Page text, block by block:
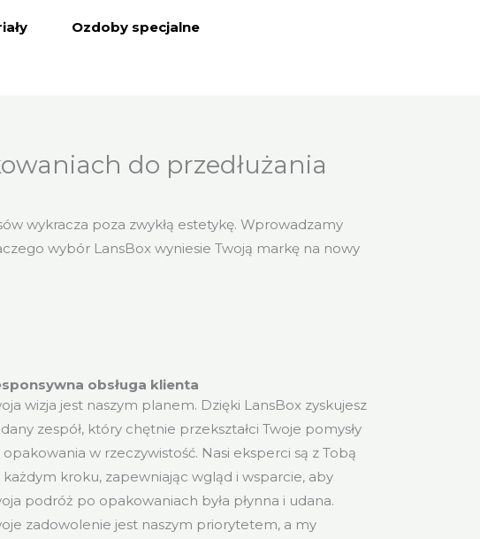
Ozdoby specjalne
do przedłużania
wykracza poza zwykłą estetykę. Wprowadzamy
wybór LansBox wyniesie Twoją markę na nowy
obsługa klienta
wizja jest naszym planem. Dzięki LansBox zyskujesz
zespół, który chętnie przekształci Twoje pomysły
opakowania w rzeczywistość. Nasi eksperci są z Tobą
każdym kroku, zapewniając wgląd i wsparcie, aby
podróż po opakowaniach była płynna i udana.
zadowolenie jest naszym priorytetem, a my